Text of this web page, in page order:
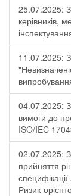
25.07.2025:
керівників,
11.07.2025:
04.07.2025:
вимоги до
ISO/IEC
02.07.2025:
прийняття
Ризик-